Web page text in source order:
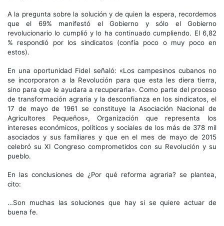
A la pregunta sobre la solución y de quien la espera, recordemos
que el 69% manifestó el Gobierno y sólo el Gobierno
revolucionario lo cumplió y lo ha continuado cumpliendo. El 6,82
% respondió por los sindicatos (confía poco o muy poco en
estos).
En una oportunidad Fidel señaló: «Los campesinos cubanos no
se incorporaron a la Revolución para que esta les diera tierra,
sino para que le ayudara a recuperarla». Como parte del proceso
de transformación agraria y la desconfianza en los sindicatos, el
17 de mayo de 1961 se constituye la Asociación Nacional de
Agricultores Pequeños», Organización que representa los
intereses económicos, políticos y sociales de los más de 378 mil
asociados y sus familiares y que en el mes de mayo de 2015
celebró su XI Congreso comprometidos con su Revolución y su
pueblo.
En las conclusiones de ¿Por qué reforma agraria? se plantea,
cito:
…Son muchas las soluciones que hay si se quiere actuar de
buena fe.